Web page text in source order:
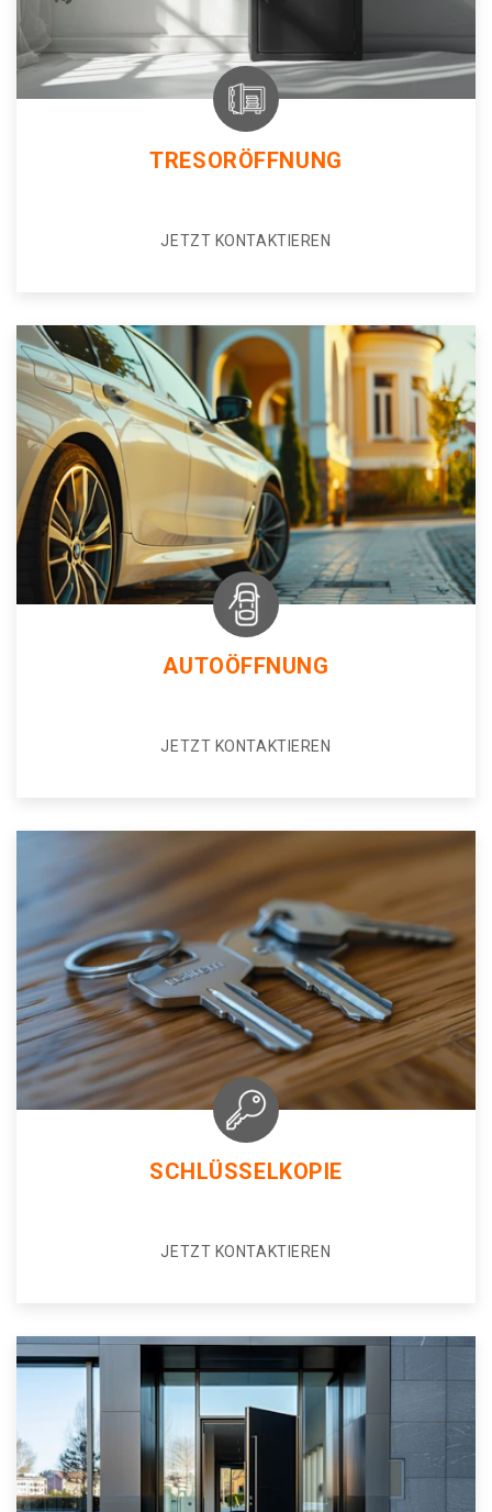
TRESORÖFFNUNG
JETZT KONTAKTIEREN
AUTOÖFFNUNG
JETZT KONTAKTIEREN
SCHLÜSSELKOPIE
JETZT KONTAKTIEREN